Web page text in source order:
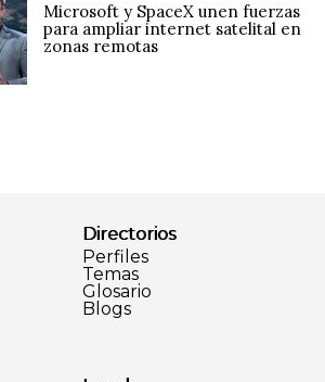
Microsoft y SpaceX unen fuerzas
para ampliar internet satelital en
zonas remotas
Directorios
Perfiles
Temas
Glosario
Blogs